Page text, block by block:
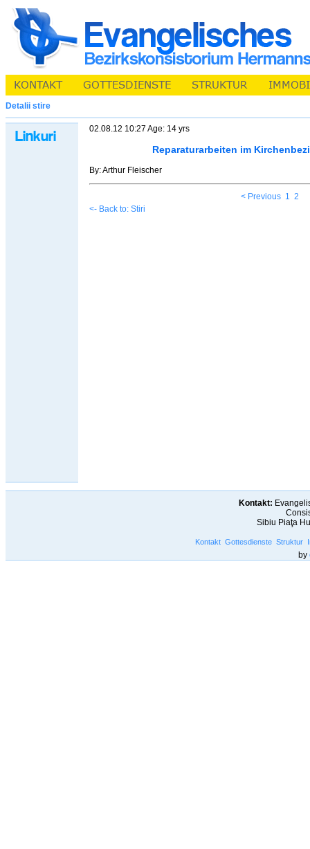
Detalii stire
02.08.12 10:27 Age: 14 yrs
Reparaturarbeiten im
By: Arthur Fleischer
< Previous 1 2
<- Back to: Stiri
Kontakt:
Sibiu Piaţa
Kontakt Gottesdienste Struktur
by